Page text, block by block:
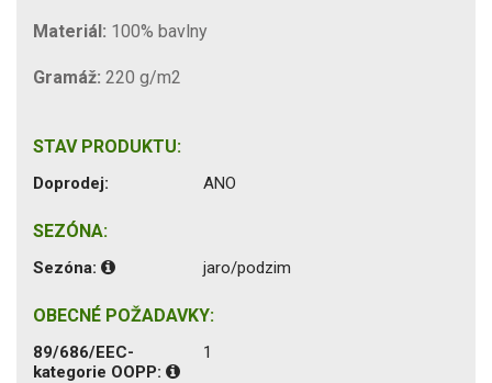
Materiál: 100% bavlny
Gramáž: 220 g/m2
STAV PRODUKTU:
Doprodej: ANO
SEZÓNA:
Sezóna: jaro/podzim
OBECNÉ POŽADAVKY:
89/686/EEC-
kategorie OOPP:
1